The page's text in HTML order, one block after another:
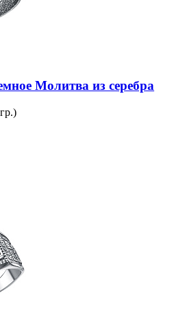
Молитва из серебра